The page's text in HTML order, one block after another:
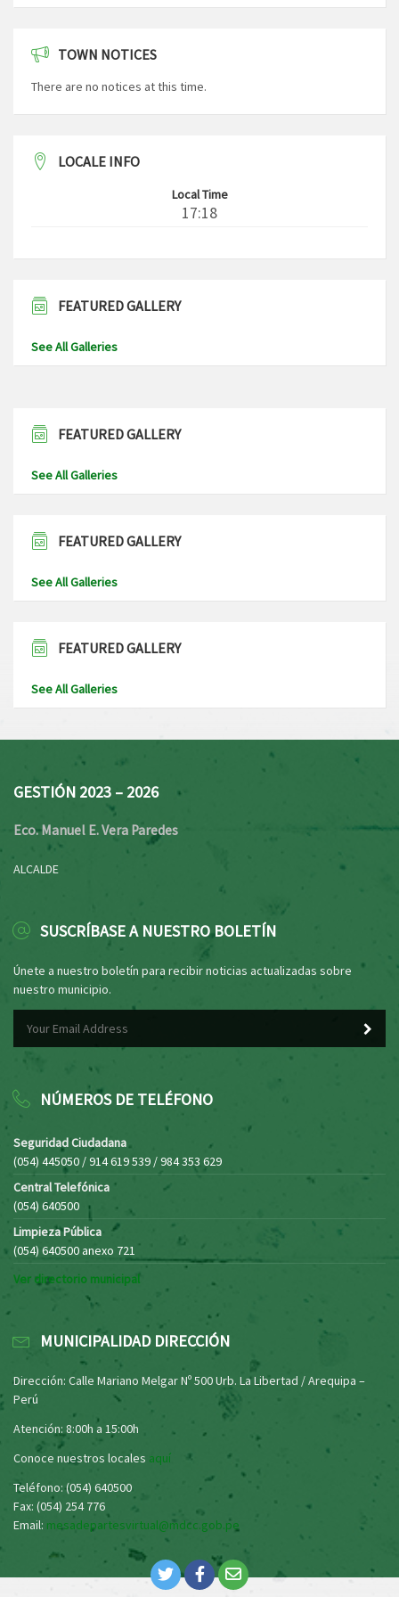
TOWN NOTICES
There are no notices at this time.
LOCALE INFO
Local Time
17:18
FEATURED GALLERY
See All Galleries
FEATURED GALLERY
See All Galleries
FEATURED GALLERY
See All Galleries
FEATURED GALLERY
See All Galleries
GESTIÓN 2023 – 2026
Eco. Manuel E. Vera Paredes
ALCALDE
SUSCRÍBASE A NUESTRO BOLETÍN
Únete a nuestro boletín para recibir noticias actualizadas sobre
nuestro municipio.
NÚMEROS DE TELÉFONO
Seguridad Ciudadana
(054) 445050 / 914 619 539 / 984 353 629
Central Telefónica
(054) 640500
Limpieza Pública
(054) 640500 anexo 721
Ver directorio municipal
MUNICIPALIDAD DIRECCIÓN
Dirección: Calle Mariano Melgar Nº 500 Urb. La Libertad / Arequipa –
Perú
Atención: 8:00h a 15:00h
Conoce nuestros locales aquí
Teléfono: (054) 640500
Fax: (054) 254 776
Email: mesadepartesvirtual@mdcc.gob.pe